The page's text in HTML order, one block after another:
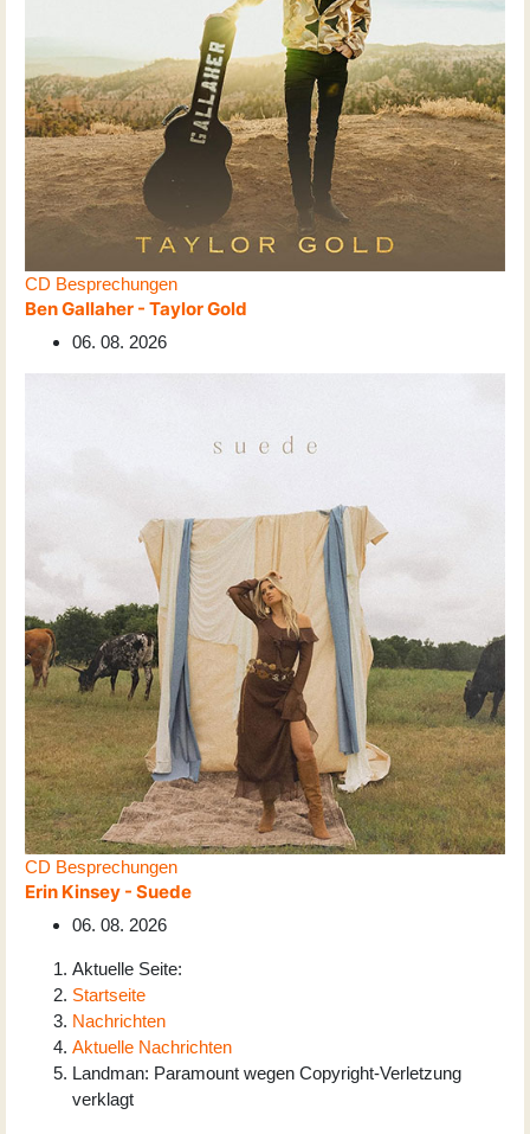
CD Besprechungen
Ben Gallaher - Taylor Gold
06. 08. 2026
CD Besprechungen
Erin Kinsey - Suede
06. 08. 2026
Aktuelle Seite:
Startseite
Nachrichten
Aktuelle Nachrichten
Landman: Paramount wegen Copyright-Verletzung
verklagt